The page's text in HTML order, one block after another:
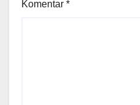
Komentar *